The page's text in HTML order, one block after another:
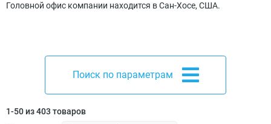
Головной офис компании находится в Сан-Хосе, США.
Поиск по параметрам
1-50 из 403 товаров